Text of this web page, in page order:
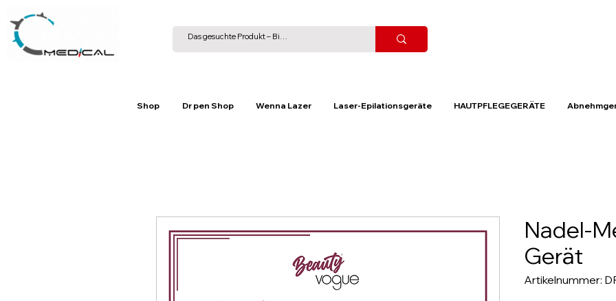
Shop Dr pen Shop Wenna Lazer Laser-Epilationsgeräte HAUTPFLEGEGERÄTE
Nadel-
Gerät
Artikelnummer: